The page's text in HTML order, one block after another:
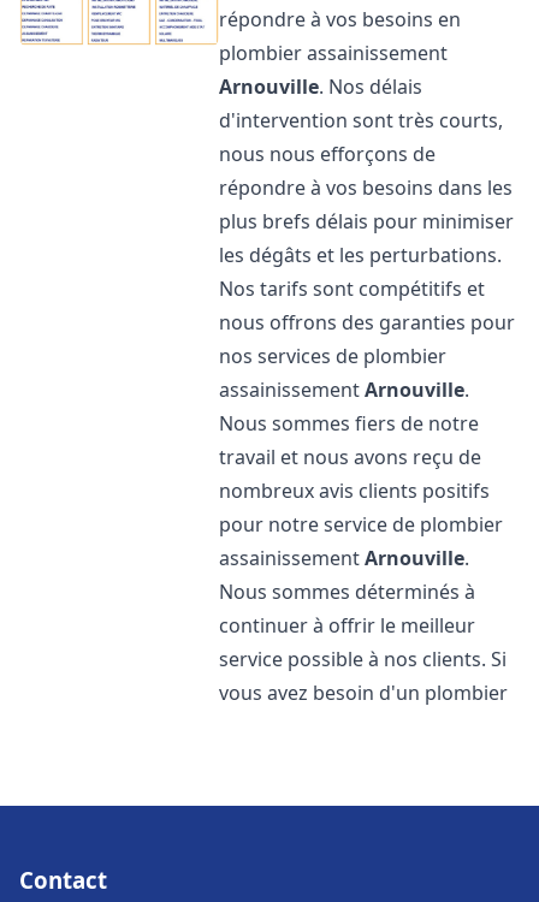
répondre à vos besoins en
plombier assainissement
Arnouville. Nos délais
d'intervention sont très courts,
nous nous efforçons de
répondre à vos besoins dans les
plus brefs délais pour minimiser
les dégâts et les perturbations.
Nos tarifs sont compétitifs et
nous offrons des garanties pour
nos services de plombier
assainissementArnouville.
Nous sommes fiers de notre
travail et nous avons reçu de
nombreux avis clients positifs
pour notre service de plombier
assainissementArnouville.
Nous sommes déterminés à
continuer à offrir le meilleur
service possible à nos clients. Si
vous avez besoin d'un plombier
Contact